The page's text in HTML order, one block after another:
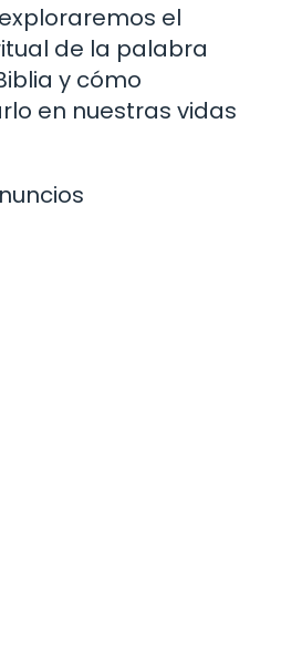
el
de la palabra
y cómo
en nuestras vidas